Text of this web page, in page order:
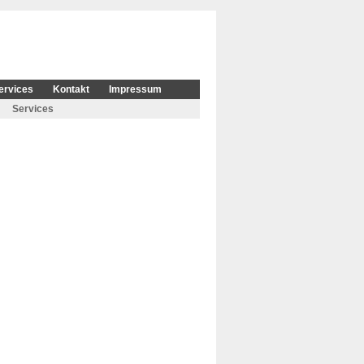
Kontakt
Impressum
Services